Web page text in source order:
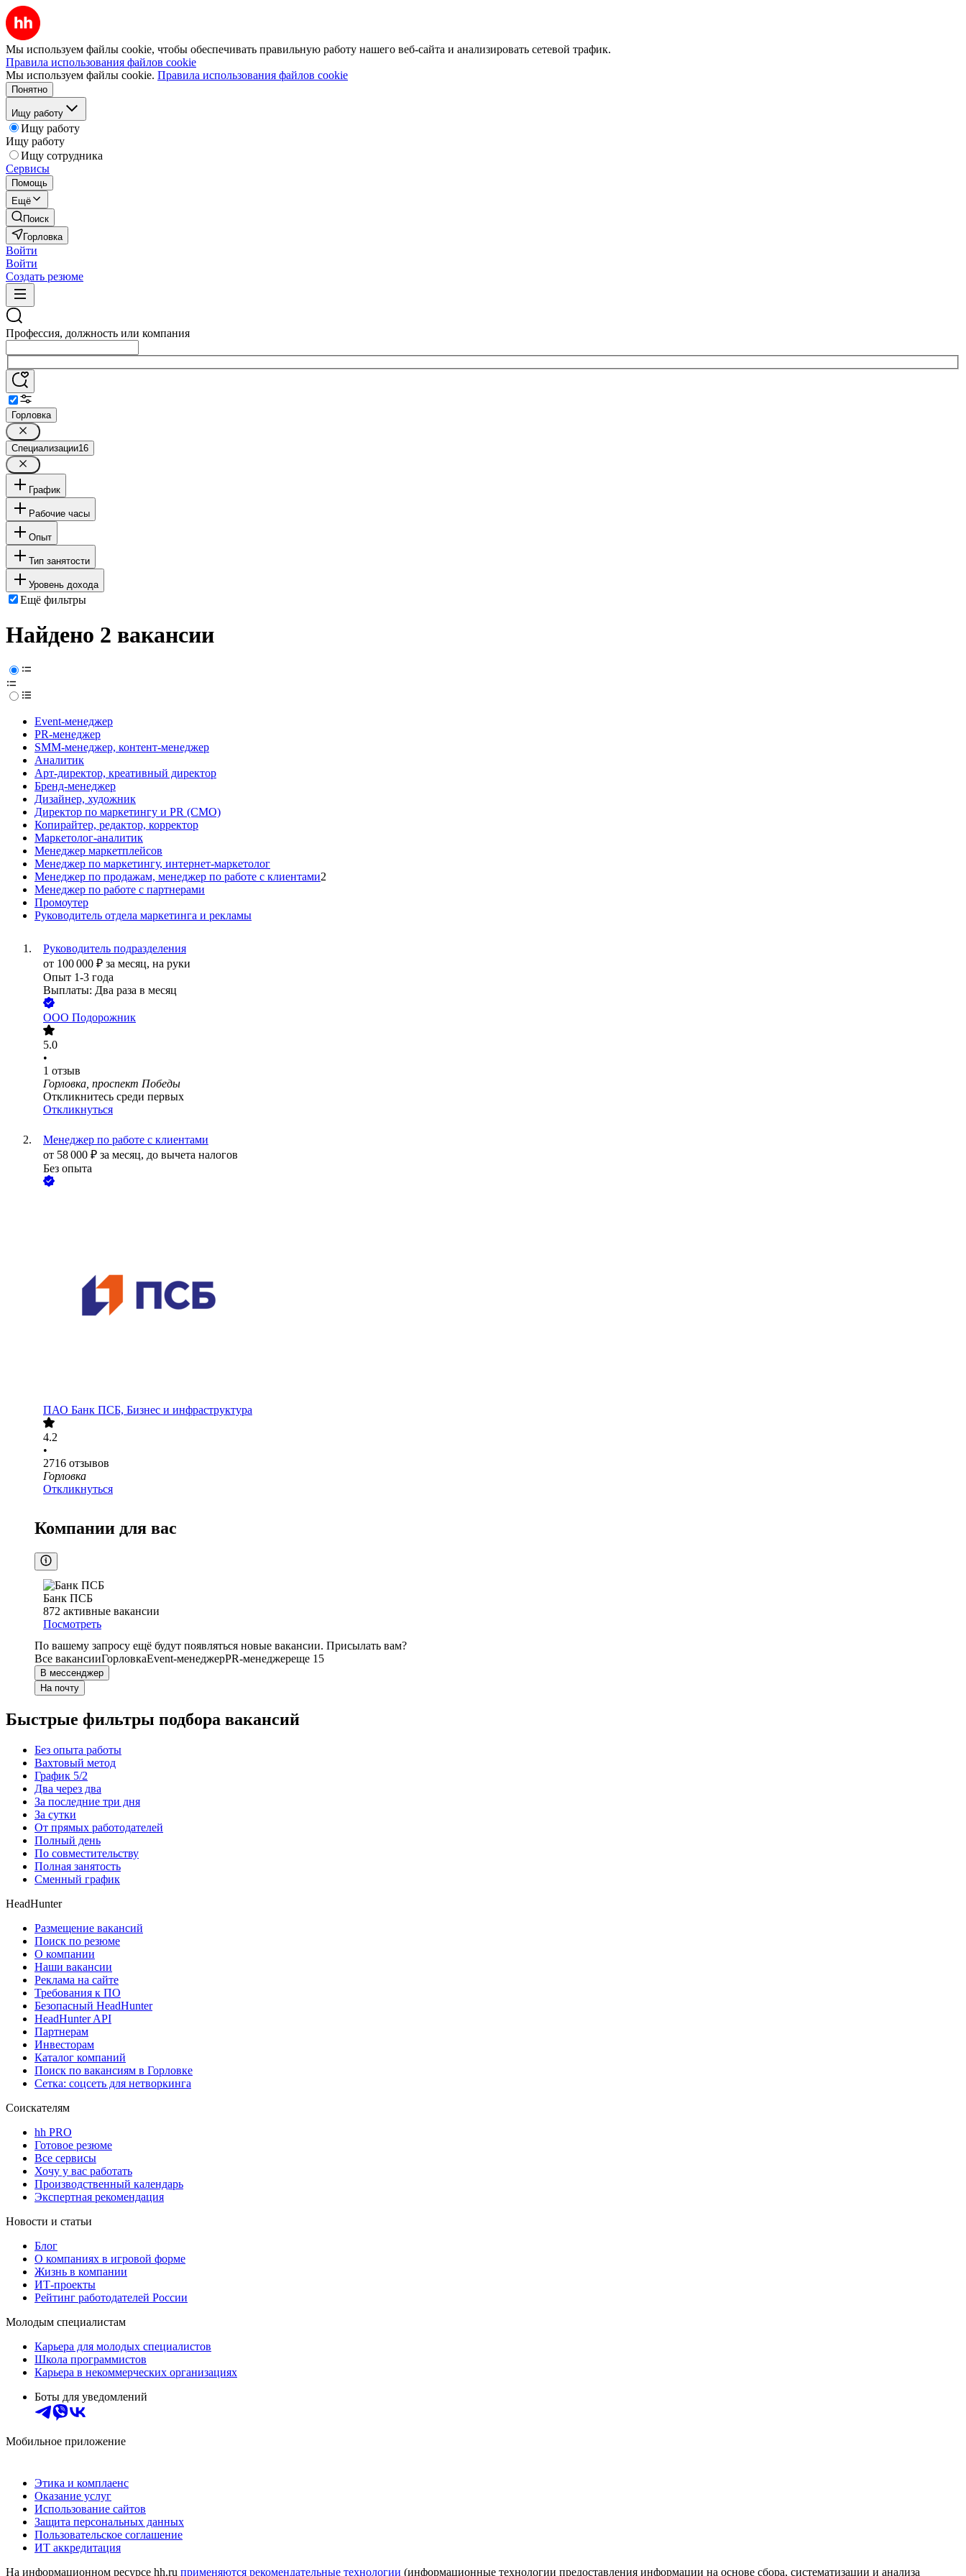
Мы используем файлы cookie, чтобы обеспечивать правильную работу нашего веб-сайта и анализировать сетевой трафик.
Правила использования файлов cookie
Мы используем файлы cookie. Правила использования файлов cookie
Понятно
Ищу работу
Ищу работу
Ищу работу
Ищу сотрудника
Сервисы
Помощь
Ещё
Поиск
Горловка
Войти
Войти
Создать резюме
Профессия, должность или компания
Горловка
Специализации16
График
Рабочие часы
Опыт
Тип занятости
Уровень дохода
Ещё фильтры
Найдено 2 вакансии
Event-менеджер
PR-менеджер
SMM-менеджер, контент-менеджер
Аналитик
Арт-директор, креативный директор
Бренд-менеджер
Дизайнер, художник
Директор по маркетингу и PR (CMO)
Копирайтер, редактор, корректор
Маркетолог-аналитик
Менеджер маркетплейсов
Менеджер по маркетингу, интернет-маркетолог
Менеджер по продажам, менеджер по работе с клиентами2
Менеджер по работе с партнерами
Промоутер
Руководитель отдела маркетинга и рекламы
Руководитель подразделения
от 100 000 ₽ за месяц, на руки
Опыт 1-3 года
Выплаты: Два раза в месяц
ООО Подорожник
5.0
•
1 отзыв
Горловка, проспект Победы
Откликнитесь среди первых
Откликнуться
Менеджер по работе с клиентами
от 58 000 ₽ за месяц, до вычета налогов
Без опыта
ПАО Банк ПСБ, Бизнес и инфраструктура
4.2
•
2716 отзывов
Горловка
Откликнуться
Компании для вас
Банк ПСБ
872 активные вакансии
Посмотреть
По вашему запросу ещё будут появляться новые вакансии. Присылать вам?
Все вакансииГорловкаEvent-менеджерPR-менеджереще 15
В мессенджер
На почту
Быстрые фильтры подбора вакансий
Без опыта работы
Вахтовый метод
График 5/2
Два через два
За последние три дня
За сутки
От прямых работодателей
Полный день
По совместительству
Полная занятость
Сменный график
HeadHunter
Размещение вакансий
Поиск по резюме
О компании
Наши вакансии
Реклама на сайте
Требования к ПО
Безопасный HeadHunter
HeadHunter API
Партнерам
Инвесторам
Каталог компаний
Поиск по вакансиям в Горловке
Сетка: соцсеть для нетворкинга
Соискателям
hh PRO
Готовое резюме
Все сервисы
Хочу у вас работать
Производственный календарь
Экспертная рекомендация
Новости и статьи
Блог
О компаниях в игровой форме
Жизнь в компании
ИТ-проекты
Рейтинг работодателей России
Молодым специалистам
Карьера для молодых специалистов
Школа программистов
Карьера в некоммерческих организациях
Боты для уведомлений
Мобильное приложение
Этика и комплаенс
Оказание услуг
Использование сайтов
Защита персональных данных
Пользовательское соглашение
ИТ аккредитация
На информационном ресурсе hh.ru применяются рекомендательные технологии (информационные технологии предоставления информации на основе сбора, систематизации и анализа